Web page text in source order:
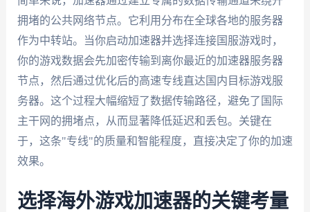
拥堵的公共网络节点。它利用分布在全球各地的服务器
作为中转站。当你启动加速器并选择连接国服游戏时，
你的游戏数据会先加密传输到离你最近的加速器服务器
节点，然后通过优化后的高速专线直达国内目标游戏服
务器。这个过程大幅缩短了数据传输路径，避免了国际
主干网的拥堵点，从而显著降低延迟和丢包。关键在
于，这条"专线"的质量和智能程度，直接决定了你的加速
效果。
选择海外游戏加速器的关键考量